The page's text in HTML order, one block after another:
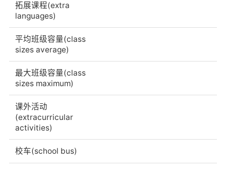
拓展课程(extra
languages)
平均班级容量(class
sizes average)
最大班级容量(class
sizes maximum)
课外活动
(extracurricular
activities)
校车(school bus)